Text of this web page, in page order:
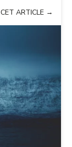
CET ARTICLE →